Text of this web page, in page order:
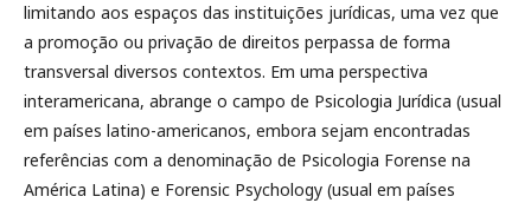
limitando aos espaços das instituições jurídicas, uma vez que
a promoção ou privação de direitos perpassa de forma
transversal diversos contextos. Em uma perspectiva
interamericana, abrange o campo de Psicologia Jurídica (usual
em países latino-americanos, embora sejam encontradas
referências com a denominação de Psicologia Forense na
América Latina) e Forensic Psychology (usual em países